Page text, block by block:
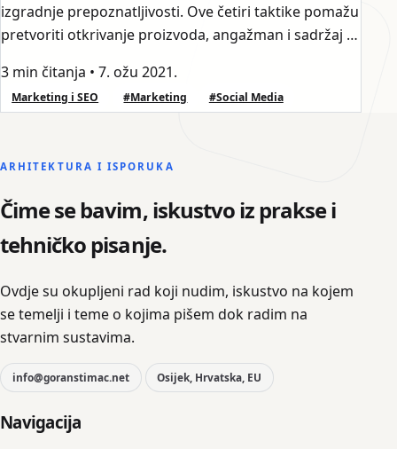
izgradnje prepoznatljivosti. Ove četiri taktike pomažu
pretvoriti otkrivanje proizvoda, angažman i sadržaj u
3 min čitanja • 7. ožu 2021.
Marketing i SEO #Marketing #Social Media
ARHITEKTURA I ISPORUKA
Čime se bavim, iskustvo iz prakse i
tehničko pisanje.
Ovdje su okupljeni rad koji nudim, iskustvo na kojem
se temelji i teme o kojima pišem dok radim na
stvarnim sustavima.
info@goranstimac.net Osijek, Hrvatska, EU
Navigacija